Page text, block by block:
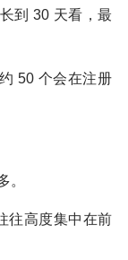
到 30 天看，最
50 个会在注册
。
往高度集中在前